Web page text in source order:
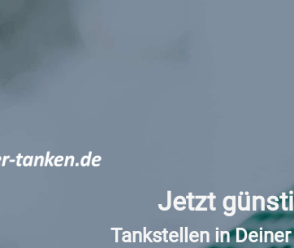
Jetzt
Tankstellen in